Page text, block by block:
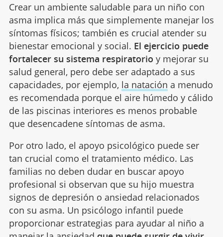
Crear un ambiente saludable para un niño con
asma implica más que simplemente manejar los
síntomas físicos; también es crucial atender su
bienestar emocional y social. El ejercicio puede
fortalecer su sistema respiratorio y mejorar su
salud general, pero debe ser adaptado a sus
capacidades, por ejemplo, la natación a menudo
es recomendada porque el aire húmedo y cálido
de las piscinas interiores es menos probable
que desencadene síntomas de asma.
Por otro lado, el apoyo psicológico puede ser
tan crucial como el tratamiento médico. Las
familias no deben dudar en buscar apoyo
profesional si observan que su hijo muestra
signos de depresión o ansiedad relacionados
con su asma. Un psicólogo infantil puede
proporcionar estrategias para ayudar al niño a